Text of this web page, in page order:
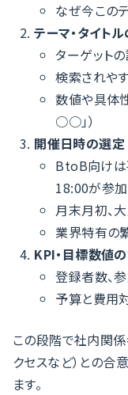
なぜ今この
テーマ・タイト
ターゲット
検索されや
数値や具体
○○」）
開催日時の選定
BtoB向けは
18:00が参
月末月初、
業界特有の
KPI・目標数値
登録者数、
予算と費用
この段階で社内関係
クセスなど）との合
ます。